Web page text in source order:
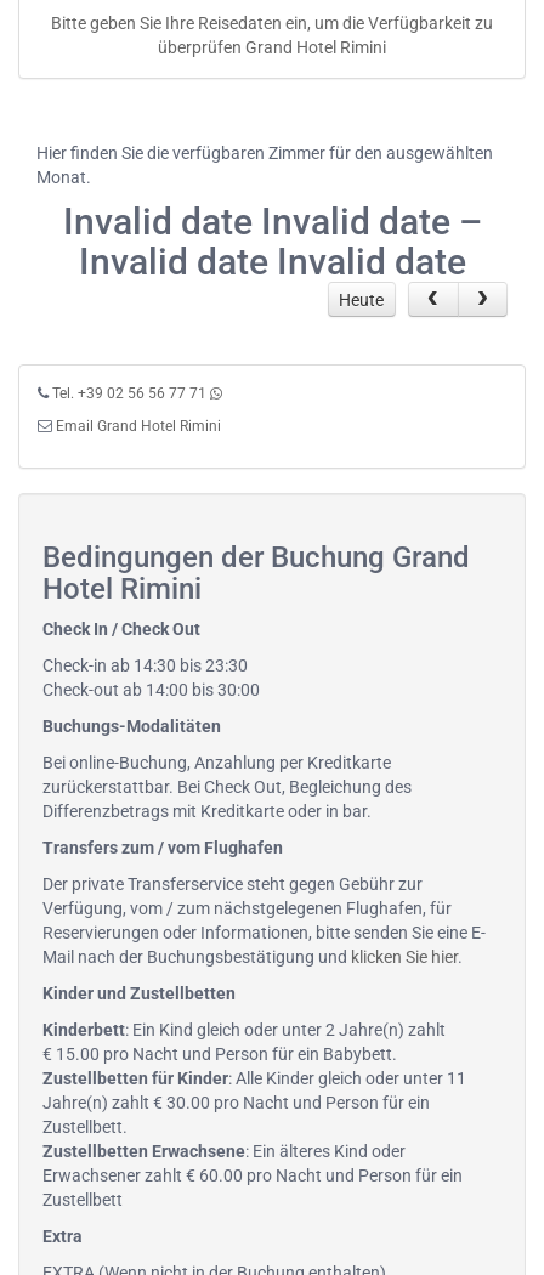
Bitte geben Sie Ihre Reisedaten ein, um die Verfügbarkeit zu
überprüfen Grand Hotel Rimini
Hier finden Sie die verfügbaren Zimmer für den ausgewählten
Monat.
Invalid date Invalid date –
Invalid date Invalid date
Heute
Tel. +39 02 56 56 77 71
Email Grand Hotel Rimini
Bedingungen der Buchung Grand
Hotel Rimini
Check In / Check Out
Check-in ab 14:30 bis 23:30
Check-out ab 14:00 bis 30:00
Buchungs-Modalitäten
Bei online-Buchung, Anzahlung per Kreditkarte
zurückerstattbar. Bei Check Out, Begleichung des
Differenzbetrags mit Kreditkarte oder in bar.
Transfers zum / vom Flughafen
Der private Transferservice steht gegen Gebühr zur
Verfügung, vom / zum nächstgelegenen Flughafen, für
Reservierungen oder Informationen, bitte senden Sie eine E-
Mail nach der Buchungsbestätigung und klicken Sie hier.
Kinder und Zustellbetten
Kinderbett: Ein Kind gleich oder unter 2 Jahre(n) zahlt
€ 15.00 pro Nacht und Person für ein Babybett.
Zustellbetten für Kinder: Alle Kinder gleich oder unter 11
Jahre(n) zahlt € 30.00 pro Nacht und Person für ein
Zustellbett.
Zustellbetten Erwachsene: Ein älteres Kind oder
Erwachsener zahlt € 60.00 pro Nacht und Person für ein
Zustellbett
Extra